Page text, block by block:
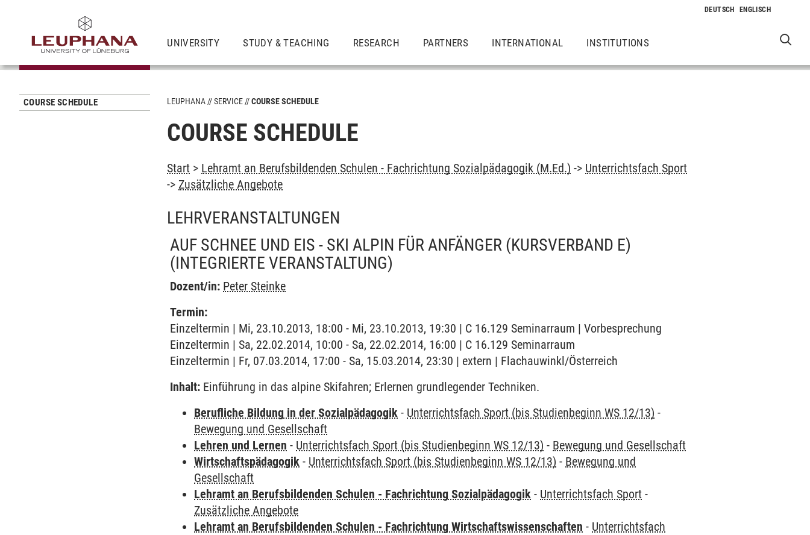
UNIVERSITY STUDY & TEACHING RESEARCH PARTNERS INTERNATIONAL INSTITUTIONS
COURSE SCHEDULE LEUPHANA SERVICE COURSE SCHEDULE
COURSE SCHEDULE
Start > Lehramt an Berufsbildenden Schulen - Fachrichtung Sozialpädagogik (M.Ed.) -> Unterrichtsfach Sport
-> Zusätzliche Angebote
LEHRVERANSTALTUNGEN
AUF SCHNEE UND EIS - SKI ALPIN FÜR ANFÄNGER (KURSVERBAND E)
(INTEGRIERTE VERANSTALTUNG)
Dozent/in: Peter Steinke
Termin:
Einzeltermin | Mi, 23.10.2013, 18:00 - Mi, 23.10.2013, 19:30 | C 16.129 Seminarraum | Vorbesprechung
Einzeltermin | Sa, 22.02.2014, 10:00 - Sa, 22.02.2014, 16:00 | C 16.129 Seminarraum
Einzeltermin | Fr, 07.03.2014, 17:00 - Sa, 15.03.2014, 23:30 | extern | Flachauwinkl/Österreich
Inhalt: Einführung in das alpine Skifahren; Erlernen grundlegender Techniken.
Berufliche Bildung in der Sozialpädagogik - Unterrichtsfach Sport (bis Studienbeginn WS 12/13) -
Bewegung und Gesellschaft
Lehren und Lernen - Unterrichtsfach Sport (bis Studienbeginn WS 12/13) - Bewegung und Gesellschaft
Wirtschaftspädagogik - Unterrichtsfach Sport (bis Studienbeginn WS 12/13) - Bewegung und
Gesellschaft
Lehramt an Berufsbildenden Schulen - Fachrichtung Sozialpädagogik - Unterrichtsfach Sport -
Zusätzliche Angebote
Lehramt an Berufsbildenden Schulen - Fachrichtung Wirtschaftswissenschaften - Unterrichtsfach